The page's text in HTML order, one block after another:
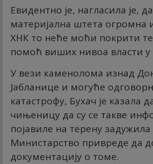
Евидентно је, нагласила је, да
материјална штета огромна
ХНК то неће моћи покрити
помоћ виших нивоа власти у
У вези каменолома изнад
Јабланице и могуће
катастрофу, Бухач је казала
чињеницу да су се такве
појавиле на терену задужила
Министарство привреде да
документацију о томе.